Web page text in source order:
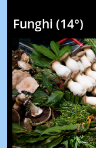
Funghi (14°)